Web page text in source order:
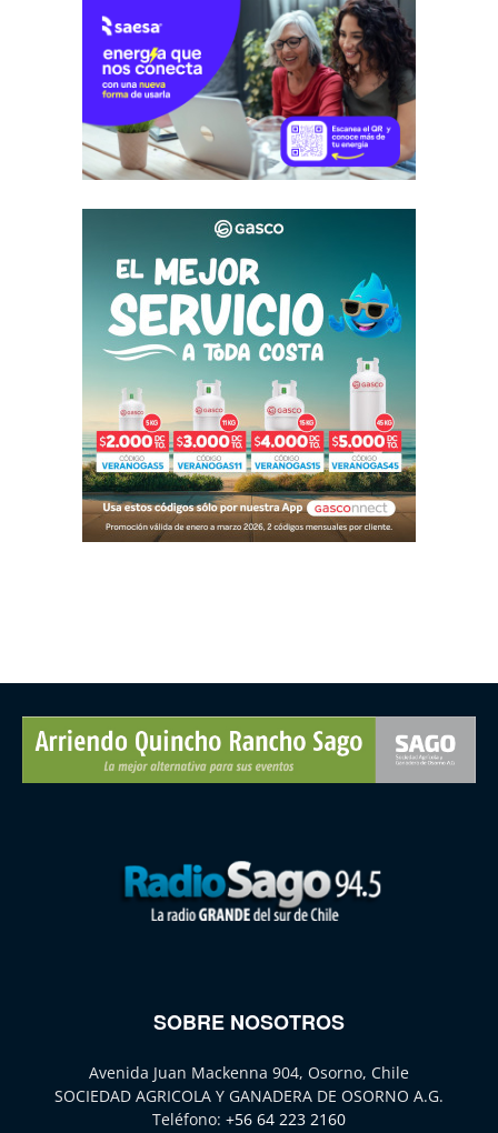
SOBRE NOSOTROS
Avenida Juan Mackenna 904, Osorno, Chile
SOCIEDAD AGRICOLA Y GANADERA DE OSORNO A.G.
Teléfono: +56 64 223 2160